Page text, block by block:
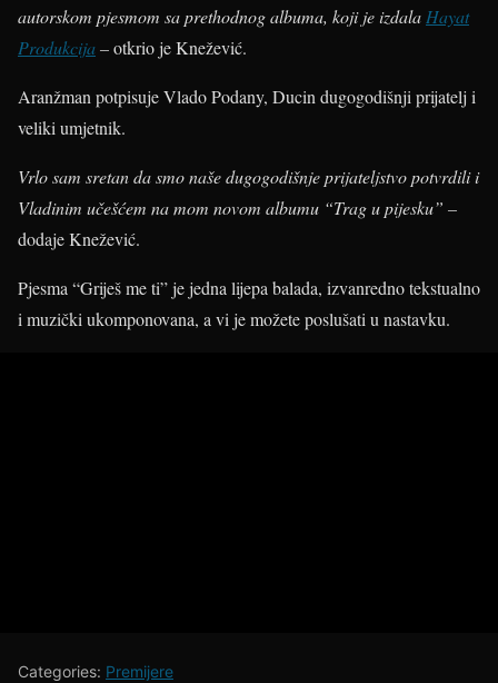
autorskom pjesmom sa prethodnog albuma, koji je izdala Hayat
Produkcija–otkrio je Knežević.
Aranžman potpisuje Vlado Podany, Ducin dugogodišnji prijatelj i
veliki umjetnik.
Vrlo sam sretan da smo naše dugogodišnje prijateljstvo potvrdili i
Vladinim učešćem na mom novom albumu “Trag u pijesku” –
dodaje Knežević.
Pjesma “Griješ me ti” je jedna lijepa balada, izvanredno tekstualno
i muzički ukomponovana, a vi je možete poslušati u nastavku.
Categories: Premijere